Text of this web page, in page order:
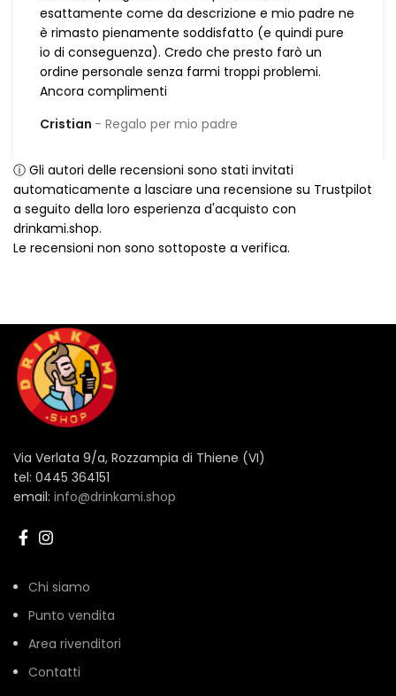
esattamente come da descrizione e mio padre ne
è rimasto pienamente soddisfatto (e quindi pure
io di conseguenza). Credo che presto farò un
ordine personale senza farmi troppi problemi.
Ancora complimenti
Cristian
Regalo per mio padre
ⓘ Gli autori delle recensioni sono stati invitati
automaticamente a lasciare una recensione su Trustpilot
a seguito della loro esperienza d'acquisto con
drinkami.shop.
Le recensioni non sono sottoposte a verifica.
Via Verlata 9/a, Rozzampia di Thiene (VI)
tel: 0445 364151
email: info@drinkami.shop
Chi siamo
Punto vendita
Area rivenditori
Contatti